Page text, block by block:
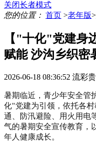
关闭长者模式
您的位置： 首页 >老年版>
【"十化"党建身
赋能 沙沟乡织密
2026-06-18 08:36:52 流彩
暑期临近，青少年安全管
化"党建为引领， 依托各
通、防汛避险、用火用电
气的暑期安全宣传教育，
年人健康成长。